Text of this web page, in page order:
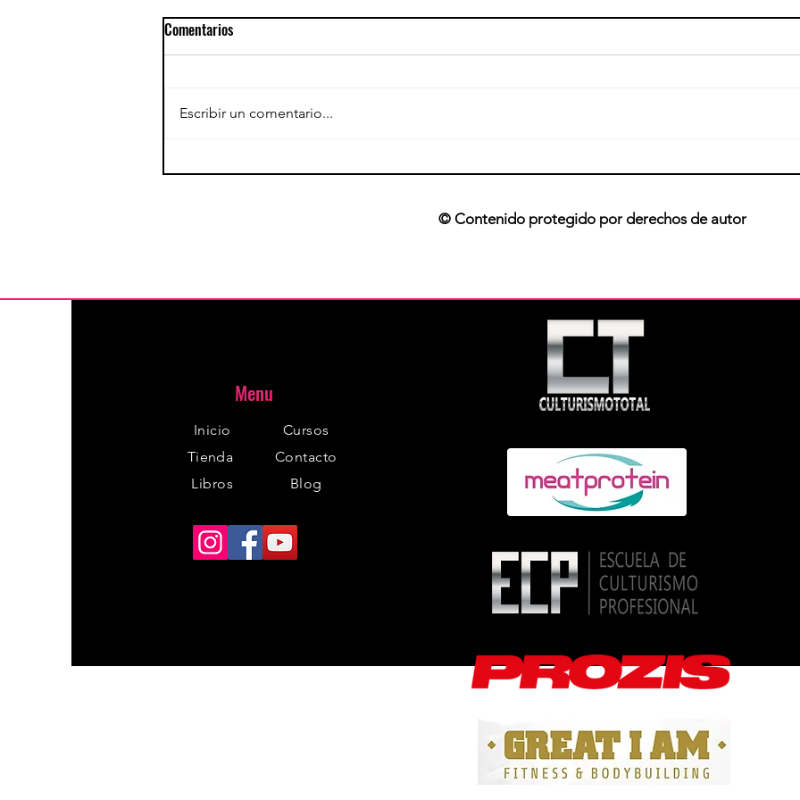
Comentarios
Escribir un comentario...
© Contenido protegido por derechos de autor
Menu
Inicio
Tienda
Libros
Cursos
Contacto
Blog